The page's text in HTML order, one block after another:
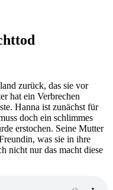
zurück, das sie vor
hat ein Verbrechen
Hanna ist zunächst für
doch ein schlimmes
erstochen. Seine Mutter
was sie in ihre
nicht nur das macht diese